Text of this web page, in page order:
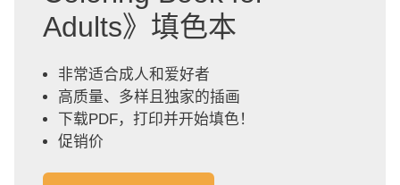
Adults》填色本
非常适合成人和爱好者
高质量、多样且独家的插画
下载PDF，打印并开始填色！
促销价